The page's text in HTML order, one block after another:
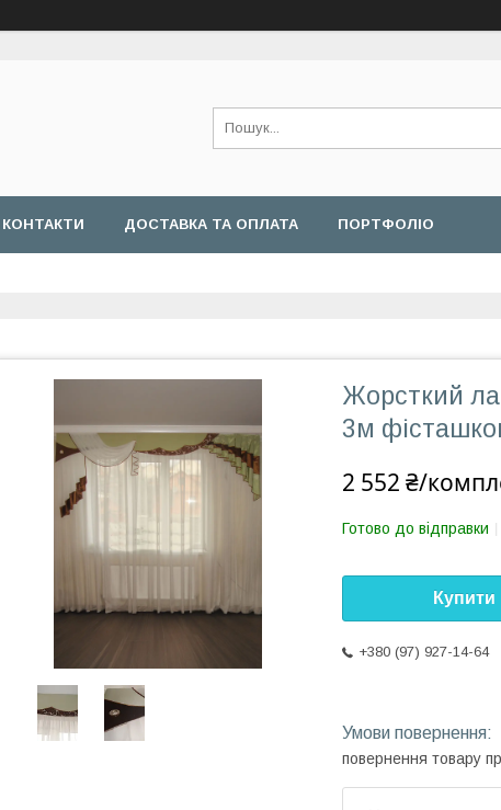
КОНТАКТИ ДОСТАВКА ТА ОПЛАТА ПОРТФОЛІО
Жорсткий
3м
2 552 ₴/
Готово до відправки
Купити
+380 (97) 927-14-64
повернення товару